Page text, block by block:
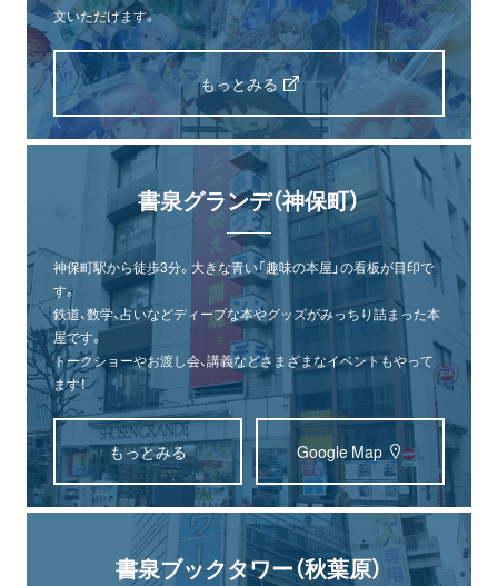
文いただけます。
もっとみる
書泉グランデ（神保町）
神保町駅から徒歩3分。大きな青い「趣味の本屋」の看板が目印で
す。
鉄道、数学、占いなどディープな本やグッズがみっちり詰まった本
屋です。
トークショーやお渡し会、講義などさまざまなイベントもやって
ます！
もっとみる Google Map
書泉ブックタワー（秋葉原）